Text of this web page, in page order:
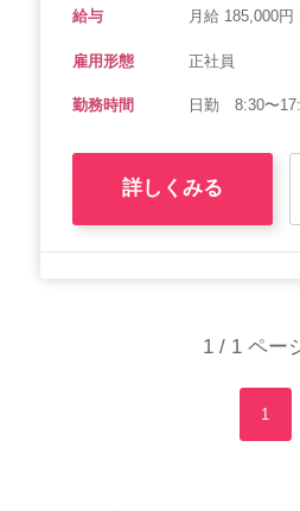
給与 月給 185,000円
雇用形態 正社員
勤務時間 日勤 8:30〜
詳しくみる
1 / 1 ペー
1